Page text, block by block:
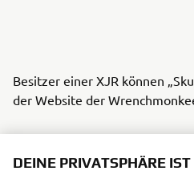
Besitzer einer XJR können
der Website der
DEINE PRIVATSPHÄRE